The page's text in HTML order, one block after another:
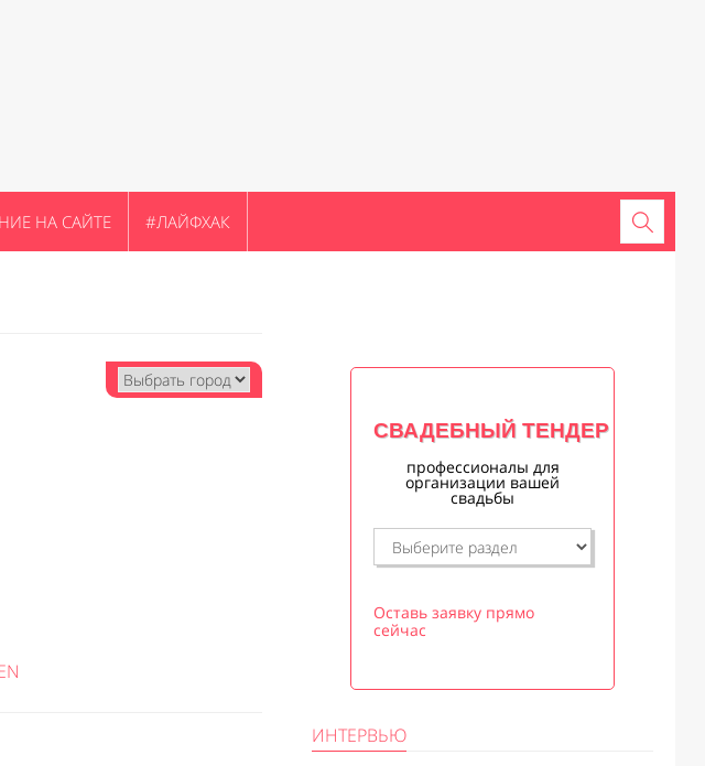
НА САЙТЕ #ЛАЙФХАК
СВАДЕБНЫЙ ТЕНДЕР
профессионалы для
организации вашей
свадьбы
Оставь заявку прямо
сейчас
ИНТЕРВЬЮ